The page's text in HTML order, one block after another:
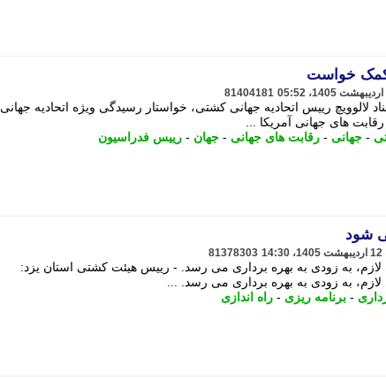
کمک خواست
81404181
لالوویچ رییس اتحادیه جهانی کشتی، خواستار رسیدگی ویژه اتحادیه جهانی
های جهانی آمریکا ...
- جهانی - رقابت های جهانی - جهان - رییس فدراسیون
شود
81378303
به زودی به بهره برداری می رسد. - رییس هیئت کشتی استان یزد:
به زودی به بهره برداری می رسد. ...
- برنامه ریزی - راه اندازی